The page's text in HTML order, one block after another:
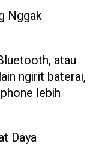
Nggak
atau
ngirit baterai,
lebih
Daya